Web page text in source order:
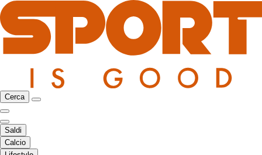
Cerca
Saldi
Calcio